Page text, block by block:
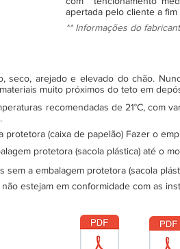
apertada pelo cliente a
** Informações do
seco, arejado e elevado do chão.
muito próximos do teto em
recomendadas de 21°C, com
(caixa de papelão) Fazer o
protetora (sacola plástica) até o
sem a embalagem protetora (sacola
estejam em conformidade com as